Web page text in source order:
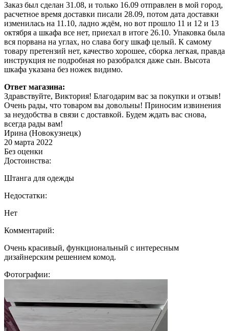
Заказ был сделан 31.08, и только 16.09 отправлен в мой город,
расчетное время доставки писали 28.09, потом дата доставки
изменилась на 11.10, ладно ждём, но вот прошло 11 и 12 и 13
октября а шкафа все нет, приехал в итоге 26.10. Упаковка была
вся порвана на углах, но слава богу шкаф целый. К самому
товару претензий нет, качество хорошее, сборка легкая, правда
инструкция не подробная но разобрался даже сын. Высота
шкафа указана без ножек видимо.
Ответ магазина:
Здравствуйте, Виктория! Благодарим вас за покупки и отзыв!
Очень рады, что товаром вы довольны! Приносим извинения
за неудобства в связи с доставкой. Будем ждать вас снова,
всегда рады вам!
Ирина (Новокузнецк)
20 марта 2022
Без оценки
Достоинства:
Штанга для одежды
Недостатки:
Нет
Комментарий:
Очень красивый, функциональный с интересным
дизайнерским решением комод.
Фотографии: